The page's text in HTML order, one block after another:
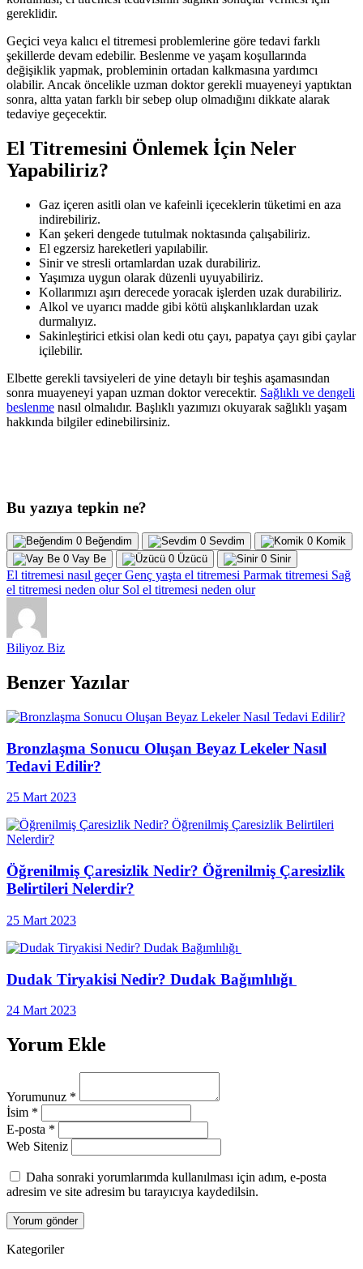
gereklidir.
Geçici veya kalıcı el titremesi problemlerine göre tedavi farklı
şekillerde devam edebilir. Beslenme ve yaşam koşullarında
değişiklik yapmak, probleminin ortadan kalkmasına yardımcı
olabilir. Ancak öncelikle uzman doktor gerekli muayeneyi yaptıktan
sonra, altta yatan farklı bir sebep olup olmadığını dikkate alarak
tedaviye geçecektir.
El Titremesini Önlemek İçin Neler
Yapabiliriz?
Gaz içeren asitli olan ve kafeinli içeceklerin tüketimi en aza
indirebiliriz.
Kan şekeri dengede tutulmak noktasında çalışabiliriz.
El egzersiz hareketleri yapılabilir.
Sinir ve stresli ortamlardan uzak durabiliriz.
Yaşımıza uygun olarak düzenli uyuyabiliriz.
Kollarımızı aşırı derecede yoracak işlerden uzak durabiliriz.
Alkol ve uyarıcı madde gibi kötü alışkanlıklardan uzak
durmalıyız.
Sakinleştirici etkisi olan kedi otu çayı, papatya çayı gibi çaylar
içilebilir.
Elbette gerekli tavsiyeleri de yine detaylı bir teşhis aşamasından
sonra muayeneyi yapan uzman doktor verecektir. Sağlıklı ve dengeli
beslenme nasıl olmalıdır. Başlıklı yazımızı okuyarak sağlıklı yaşam
hakkında bilgiler edinebilirsiniz.
Bu yazıya tepkin ne?
0 Beğendim 0 Sevdim 0 Komik
0 Vay Be 0 Üzücü 0 Sinir
El titremesi nasıl geçerGenç yaşta el titremesi Parmak titremesi Sağ
el titremesi neden olur Sol el titremesi neden olur
Biliyoz Biz
Benzer Yazılar
Bronzlaşma Sonucu Oluşan Beyaz Lekeler Nasıl
Tedavi Edilir?
25 Mart 2023
Öğrenilmiş Çaresizlik Nedir? Öğrenilmiş Çaresizlik
Belirtileri Nelerdir?
25 Mart 2023
Dudak Tiryakisi Nedir? Dudak Bağımlılığı
24 Mart 2023
Yorum Ekle
Yorumunuz *
İsim *
E-posta *
Web Siteniz
Daha sonraki yorumlarımda kullanılması için adım, e-posta
adresim ve site adresim bu tarayıcıya kaydedilsin.
Kategoriler